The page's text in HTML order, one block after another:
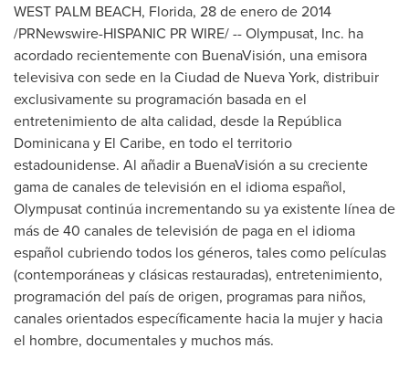
WEST PALM BEACH, Florida, 28 de enero de 2014
/PRNewswire-HISPANIC PR WIRE/ -- Olympusat, Inc. ha
acordado recientemente con BuenaVisión, una emisora
televisiva con sede en la Ciudad de Nueva York, distribuir
exclusivamente su programación basada en el
entretenimiento de alta calidad, desde la República
Dominicana y El Caribe, en todo el territorio
estadounidense. Al añadir a BuenaVisión a su creciente
gama de canales de televisión en el idioma español,
Olympusat continúa incrementando su ya existente línea de
más de 40 canales de televisión de paga en el idioma
español cubriendo todos los géneros, tales como películas
(contemporáneas y clásicas restauradas), entretenimiento,
programación del país de origen, programas para niños,
canales orientados específicamente hacia la mujer y hacia
el hombre, documentales y muchos más.